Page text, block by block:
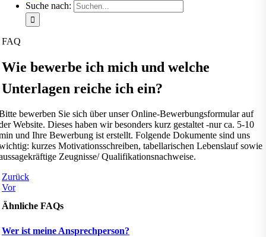
Suche nach:
FAQ
Wie bewerbe ich mich und welche
Unterlagen reiche ich ein?
bewerben Sie sich über unser Online-Bewerbungsformular auf
Website. Dieses haben wir besonders kurz gestaltet -nur ca. 5-10
und Ihre Bewerbung ist erstellt. Folgende Dokumente sind uns
kurzes Motivationsschreiben, tabellarischen Lebenslauf sowie
Zeugnisse/ Qualifikationsnachweise.
Zurück
Vor
Ähnliche FAQs
Wer ist meine Ansprechperson?